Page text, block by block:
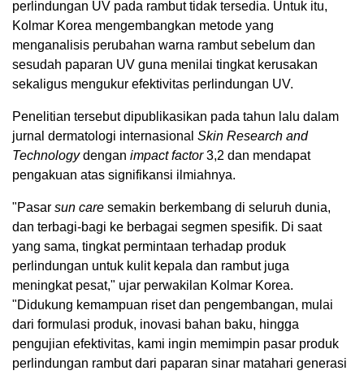
perlindungan UV pada rambut tidak tersedia. Untuk itu,
Kolmar Korea mengembangkan metode yang
menganalisis perubahan warna rambut sebelum dan
sesudah paparan UV guna menilai tingkat kerusakan
sekaligus mengukur efektivitas perlindungan UV.
Penelitian tersebut dipublikasikan pada tahun lalu dalam
jurnal dermatologi internasional Skin Research and
Technologydengan impact factor3,2 dan mendapat
pengakuan atas signifikansi ilmiahnya.
"Pasar sun care semakin berkembang di seluruh dunia,
dan terbagi-bagi ke berbagai segmen spesifik. Di saat
yang sama, tingkat permintaan terhadap produk
perlindungan untuk kulit kepala dan rambut juga
meningkat pesat," ujar perwakilan Kolmar Korea.
"Didukung kemampuan riset dan pengembangan, mulai
dari formulasi produk, inovasi bahan baku, hingga
pengujian efektivitas, kami ingin memimpin pasar produk
perlindungan rambut dari paparan sinar matahari generasi